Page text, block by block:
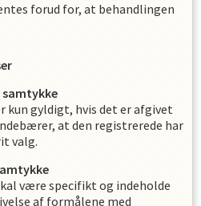
forud for, at behandlingen
kun gyldigt, hvis det er afgivet
at den registrerede har
valg.
være specifikt og indeholde
af formålene med